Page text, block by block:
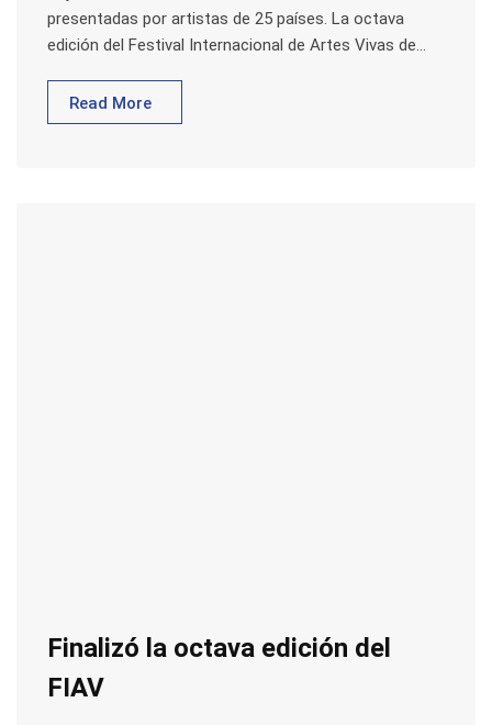
presentadas por artistas de 25 países. La octava
edición del Festival Internacional de Artes Vivas de…
Read More
Finalizó la octava edición del
FIAV